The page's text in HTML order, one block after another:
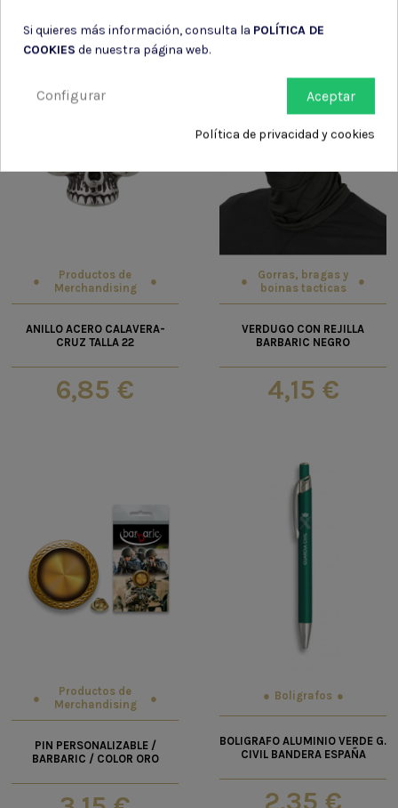
Productos de
Merchandising
ANILLO ACERO CALAVERA-
CRUZ TALLA 22
6,85 €
Gorras, bragas y
boinas tacticas
VERDUGO CON REJILLA
BARBARIC NEGRO
4,15 €
Productos de
Merchandising
PIN PERSONALIZABLE /
BARBARIC / COLOR ORO
Boligrafos
BOLIGRAFO ALUMINIO VERDE G.
CIVIL BANDERA ESPAÑA
Si quieres más información, consulta la POLÍTICA DE
COOKIES de nuestra página web.
Aceptar
Configurar
Política de privacidad y cookies